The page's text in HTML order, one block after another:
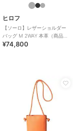
原産国
ヒロフ
【ソーロ】レザーショルダー
バッグ M 2WAY 本革（商品番
号：P25-20609）
¥74,800